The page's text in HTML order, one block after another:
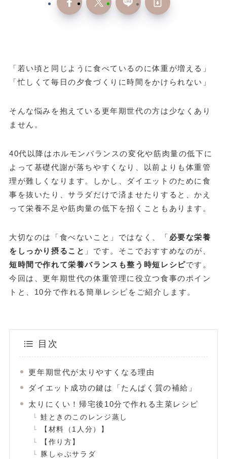
「若い頃と同じように食べているのに体重が増える」
「忙しくて毎日の夕食づくりに時間をかけられない」
そんな悩みを抱えている更年期世代の方は少なくあり
ません。
40代以降はホルモンバランスの変化や筋肉量の低下に
よって基礎代謝が落ちやすくなり、以前よりも体重管
理が難しくなります。しかし、ダイエットのために食
事を抜いたり、サラダだけで済ませたりすると、かえ
って栄養不足や筋肉量の低下を招くこともあります。
大切なのは「食べないこと」ではなく、「 必要な栄養
をしっかり摂ること 」です。そこでおすすめなのが、
短時間で作れて栄養バランスも整う時短レシピです。
今回は、更年期世代の体重管理に役立つ食事のポイン
トと、10分で作れる簡単レシピをご紹介します。
目次
更年期世代が太りやすくなる理由
ダイエット成功の鍵は「たんぱく質の補給」
太りにくい！帰宅後10分で作れる主菜レシピ
鮭ときのこのレンジ蒸し
【材料（1人分）】
【作り方】
豚しゃぶサラダ